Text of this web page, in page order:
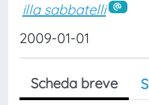
illa sabbatelli
2009-01-01
Scheda breve